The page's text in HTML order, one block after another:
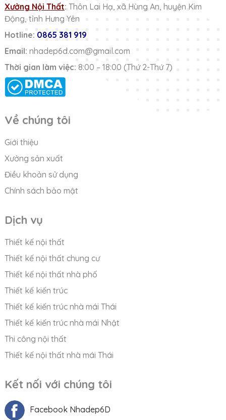
Xưởng Nội Thất: Thôn Lai Hạ, xã Hùng An, huyện Kim
Động, tỉnh Hưng Yên
Hotline: 0865 381 919
Email: nhadep6d.com@gmail.com
Thời gian làm việc: 8:00 – 18:00 (Thứ 2-Thứ 7)
Về chúng tôi
Giới thiệu
Xưởng sản xuất
Điều khoản sử dụng
Chính sách bảo mật
Dịch vụ
Thiết kế nội thất
Thiết kế nội thất chung cư
Thiết kế nội thất nhà phố
Thiết kế kiến trúc
Thiết kế kiến trúc nhà mái Thái
Thiết kế kiến trúc nhà mái Nhật
Thi công nội thất
Thiết kế nội thất nhà mái Thái
Kết nối với chúng tôi
Facebook Nhadep6D